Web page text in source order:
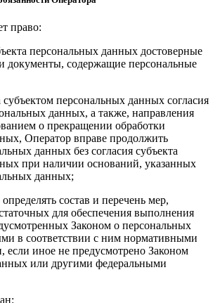
право:
персональных данных достоверные
содержащие персональные
персональных данных согласия
данных, а также, направления
о прекращении обработки
Оператор вправе продолжить
данных без согласия субъекта
при наличии оснований, указанных
данных;
состав и перечень мер,
для обеспечения выполнения
Законом о персональных
в соответствии с ним нормативными
если иное не предусмотрено Законом
или другими федеральными